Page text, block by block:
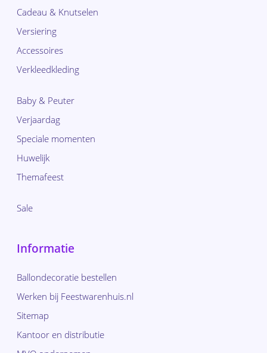
Cadeau & Knutselen
Versiering
Accessoires
Verkleedkleding
Baby & Peuter
Verjaardag
Speciale momenten
Huwelijk
Themafeest
Sale
Informatie
Ballondecoratie bestellen
Werken bij Feestwarenhuis.nl
Sitemap
Kantoor en distributie